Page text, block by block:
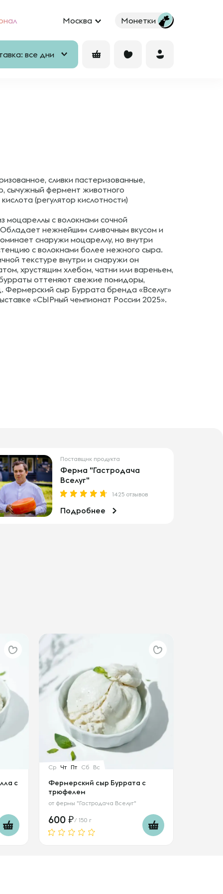
Москва Монетки
все дни
сливки пастеризованные,
сычужный фермент животного
(регулятор кислотности)
моцареллы с волокнами сочной
нежнейшим сливочным вкусом и
снаружи моцареллу, но внутри
с волокнами более нежного сыра.
текстуре внутри и снаружи он
хрустящим хлебом, чатни или вареньем,
оттеняют свежие помидоры,
Фермерский сыр Буррата бренда «Вселуг»
«СЫРный чемпионат России 2025».
Поставщик продукта
Ферма "Гастродача
Вселуг"
1425 отзывов
Подробнее
с
Ср Чт Пт Сб Вс
Фермерский сыр Буррата с
трюфелем
от фермы "Гастродача Вселуг"
600 / 150 г